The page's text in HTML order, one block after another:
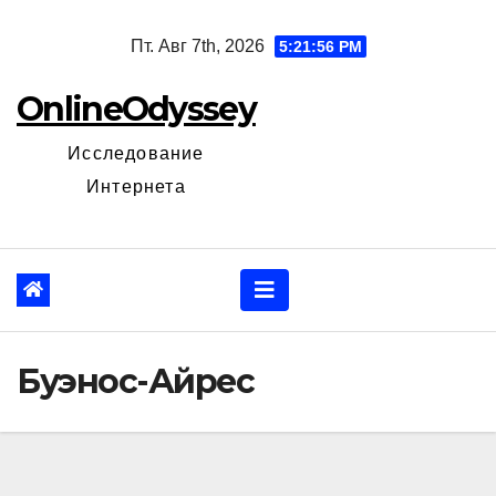
Пт. Авг 7th, 2026 5:21:57 PM
OnlineOdyssey
Исследование
Интернета
Буэнос-Айрес